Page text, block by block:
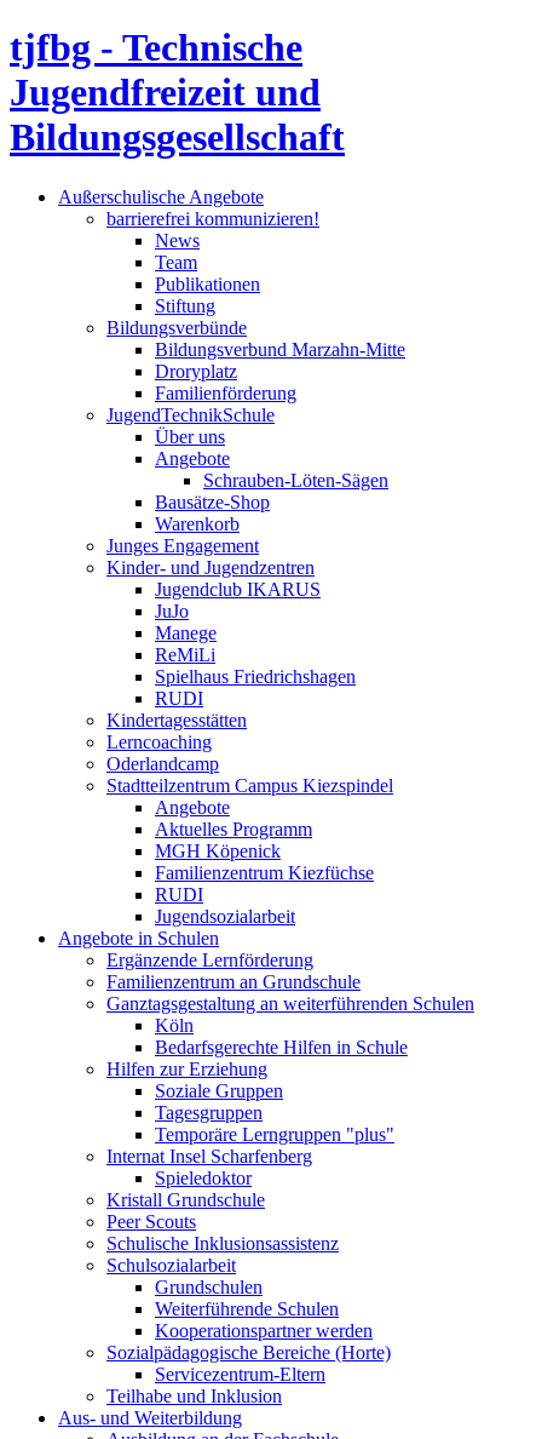
tjfbg - Technische
Jugendfreizeit und
Bildungsgesellschaft
Außerschulische Angebote
barrierefrei kommunizieren!
News
Team
Publikationen
Stiftung
Bildungsverbünde
Bildungsverbund Marzahn-Mitte
Droryplatz
Familienförderung
JugendTechnikSchule
Über uns
Angebote
Schrauben-Löten-Sägen
Bausätze-Shop
Warenkorb
Junges Engagement
Kinder- und Jugendzentren
Jugendclub IKARUS
JuJo
Manege
ReMiLi
Spielhaus Friedrichshagen
RUDI
Kindertagesstätten
Lerncoaching
Oderlandcamp
Stadtteilzentrum Campus Kiezspindel
Angebote
Aktuelles Programm
MGH Köpenick
Familienzentrum Kiezfüchse
RUDI
Jugendsozialarbeit
Angebote in Schulen
Ergänzende Lernförderung
Familienzentrum an Grundschule
Ganztagsgestaltung an weiterführenden Schulen
Köln
Bedarfsgerechte Hilfen in Schule
Hilfen zur Erziehung
Soziale Gruppen
Tagesgruppen
Temporäre Lerngruppen "plus"
Internat Insel Scharfenberg
Spieledoktor
Kristall Grundschule
Peer Scouts
Schulische Inklusionsassistenz
Schulsozialarbeit
Grundschulen
Weiterführende Schulen
Kooperationspartner werden
Sozialpädagogische Bereiche (Horte)
Servicezentrum-Eltern
Teilhabe und Inklusion
Aus- und Weiterbildung